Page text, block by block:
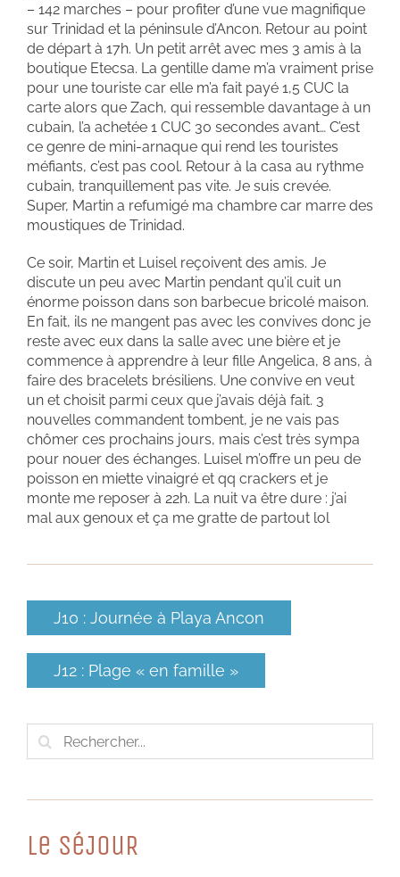
– 142 marches – pour profiter d’une vue magnifique
sur Trinidad et la péninsule d’Ancon. Retour au point
de départ à 17h. Un petit arrêt avec mes 3 amis à la
boutique Etecsa. La gentille dame m’a vraiment prise
pour une touriste car elle m’a fait payé 1,5 CUC la
carte alors que Zach, qui ressemble davantage à un
cubain, l’a achetée 1 CUC 30 secondes avant… C’est
ce genre de mini-arnaque qui rend les touristes
méfiants, c’est pas cool. Retour à la casa au rythme
cubain, tranquillement pas vite. Je suis crevée.
Super, Martin a refumigé ma chambre car marre des
moustiques de Trinidad.
Ce soir, Martin et Luisel reçoivent des amis. Je
discute un peu avec Martin pendant qu’il cuit un
énorme poisson dans son barbecue bricolé maison.
En fait, ils ne mangent pas avec les convives donc je
reste avec eux dans la salle avec une bière et je
commence à apprendre à leur fille Angelica, 8 ans, à
faire des bracelets brésiliens. Une convive en veut
un et choisit parmi ceux que j’avais déjà fait. 3
nouvelles commandent tombent, je ne vais pas
chômer ces prochains jours, mais c’est très sympa
pour nouer des échanges. Luisel m’offre un peu de
poisson en miette vinaigré et qq crackers et je
monte me reposer à 22h. La nuit va être dure : j’ai
mal aux genoux et ça me gratte de partout lol
J10 : Journée à Playa Ancon
J12 : Plage « en famille »
Rechercher:
Le SéJouR